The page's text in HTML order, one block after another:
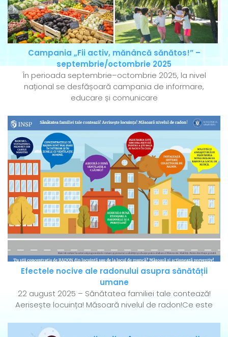
Campania „Fii activ, mănâncă sănătos!” –
septembrie/octombrie 2025
În perioada septembrie–octombrie 2025, la nivel
național se desfășoară campania de informare,
educare și comunicare
Efectele nocive ale radonului asupra sănătății
umane
22 august 2025 – Sănătatea familiei tale contează!
Aerisește locuința! Măsoară nivelul de radon!Ce este